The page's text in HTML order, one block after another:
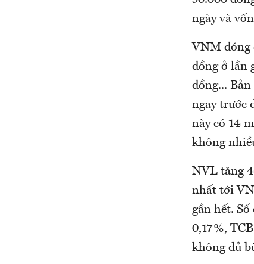
ngày và
VNM đóng
đồng ở lần
đồng...
ngay trước
này có 14
không
NVL tăng
nhất tới
gần hết.
0,17%,
không đủ